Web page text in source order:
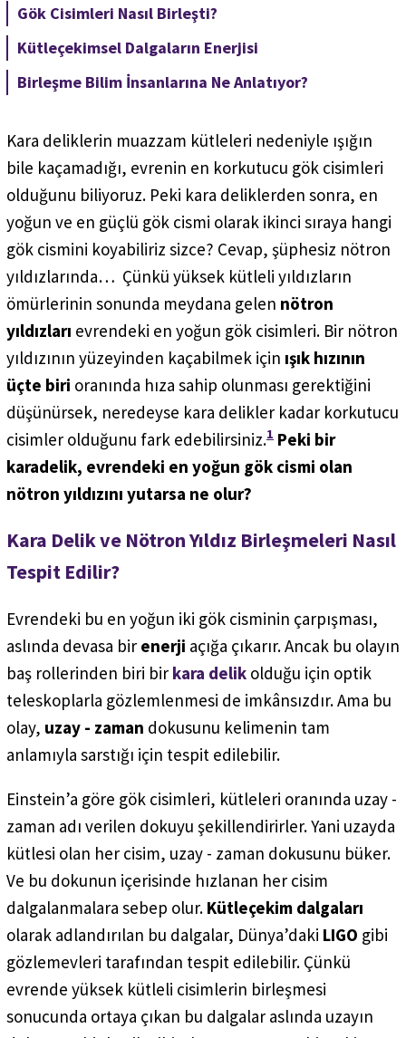
Gök Cisimleri Nasıl Birleşti?
Kütleçekimsel Dalgaların Enerjisi
Birleşme Bilim İnsanlarına Ne Anlatıyor?
Kara deliklerin muazzam kütleleri nedeniyle ışığın
bile kaçamadığı, evrenin en korkutucu gök cisimleri
olduğunu biliyoruz. Peki kara deliklerden sonra, en
yoğun ve en güçlü gök cismi olarak ikinci sıraya hangi
gök cismini koyabiliriz sizce? Cevap, şüphesiz nötron
yıldızlarında… Çünkü yüksek kütleli yıldızların
ömürlerinin sonunda meydana gelen nötron
yıldızları evrendeki en yoğun gök cisimleri. Bir nötron
yıldızının yüzeyinden kaçabilmek için ışık hızının
üçte biri oranında hıza sahip olunması gerektiğini
düşünürsek, neredeyse kara delikler kadar korkutucu
cisimler olduğunu fark edebilirsiniz.1 Peki bir
karadelik, evrendeki en yoğun gök cismi olan
nötron yıldızını yutarsa ne olur?
Kara Delik ve Nötron Yıldız Birleşmeleri Nasıl
Tespit Edilir?
Evrendeki bu en yoğun iki gök cisminin çarpışması,
aslında devasa bir enerji açığa çıkarır. Ancak bu olayın
baş rollerinden biri bir kara delik olduğu için optik
teleskoplarla gözlemlenmesi de imkânsızdır. Ama bu
olay, uzay - zaman dokusunu kelimenin tam
anlamıyla sarstığı için tespit edilebilir.
Einstein’a göre gök cisimleri, kütleleri oranında uzay -
zaman adı verilen dokuyu şekillendirirler. Yani uzayda
kütlesi olan her cisim, uzay - zaman dokusunu büker.
Ve bu dokunun içerisinde hızlanan her cisim
dalgalanmalara sebep olur. Kütleçekim dalgaları
olarak adlandırılan bu dalgalar, Dünya’daki LIGO gibi
gözlemevleri tarafından tespit edilebilir. Çünkü
evrende yüksek kütleli cisimlerin birleşmesi
sonucunda ortaya çıkan bu dalgalar aslında uzayın